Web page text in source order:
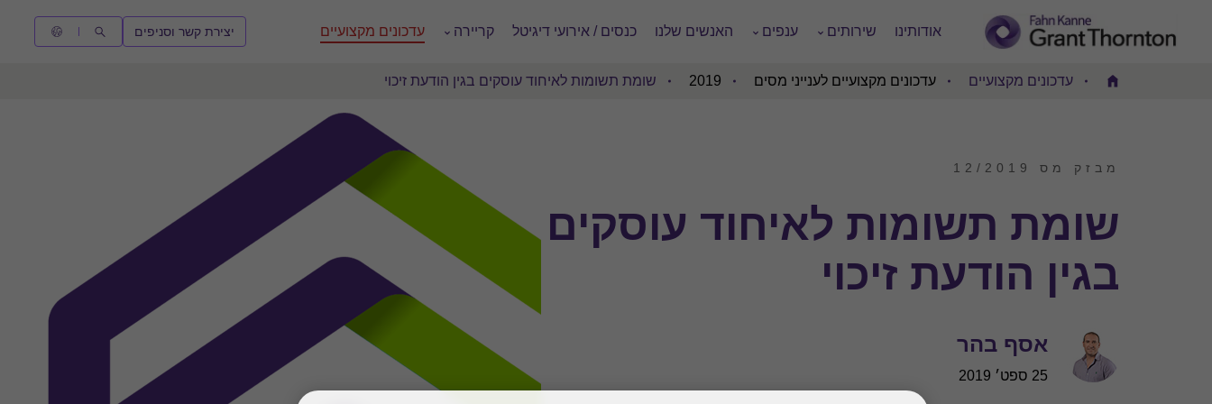
אודותינו שירותים ענפים האנשים שלנו כנסים / אירועי דיגיטל קריירה עדכונים מקצועיים יצירת קשר וסניפים
Home
עדכונים מקצועיים עדכונים מקצועיים לענייני מסים 2019 שומת תשומות לאיחוד עוסקים בגין הודעת זיכוי
מבזק מס 12/2019
שומת תשומות לאיחוד עוסקים
בגין הודעת זיכוי
אסף בהר
25 ספט׳ 2019